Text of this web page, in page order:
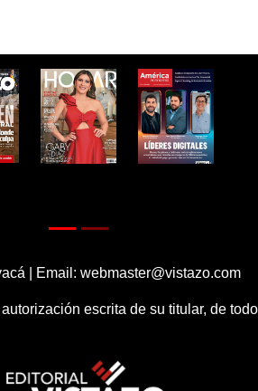
| Email: webmaster@vistazo.com
escrita de su titular, de